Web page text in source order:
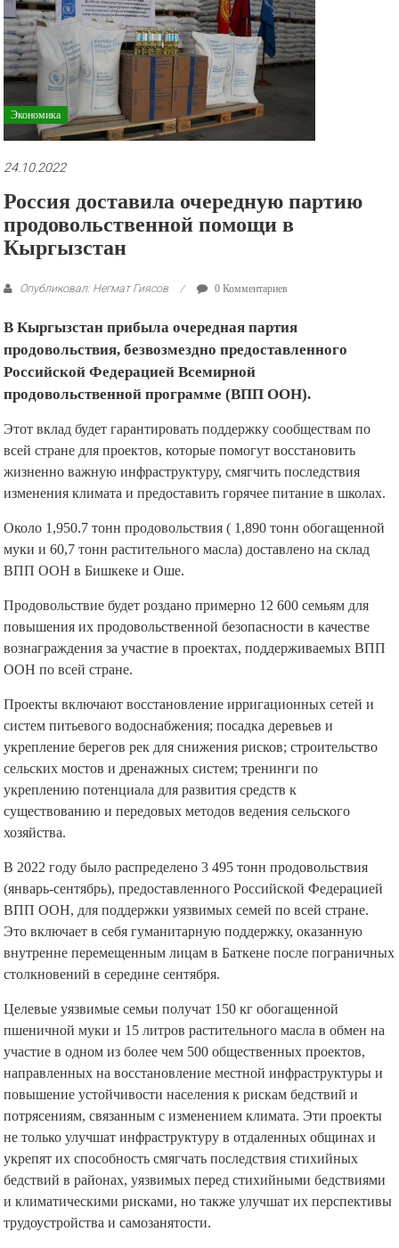
рекламные
ролики
и
презентации.
Экономика
24.10.2022
Россия доставила очередную партию
продовольственной помощи в
Кыргызстан
Опубликовал: Негмат Гиясов 0 Комментариев
В Кыргызстан прибыла очередная партия
продовольствия, безвозмездно предоставленного
Российской Федерацией Всемирной
продовольственной программе (ВПП ООН).
Этот вклад будет гарантировать поддержку сообществам по
всей стране для проектов, которые помогут восстановить
жизненно важную инфраструктуру, смягчить последствия
изменения климата и предоставить горячее питание в школах.
Около 1,950.7 тонн продовольствия ( 1,890 тонн обогащенной
муки и 60,7 тонн растительного масла) доставлено на склад
ВПП ООН в Бишкеке и Оше.
Продовольствие будет роздано примерно 12 600 семьям для
повышения их продовольственной безопасности в качестве
вознаграждения за участие в проектах, поддерживаемых ВПП
ООН по всей стране.
Проекты включают восстановление ирригационных сетей и
систем питьевого водоснабжения; посадка деревьев и
укрепление берегов рек для снижения рисков; строительство
сельских мостов и дренажных систем; тренинги по
укреплению потенциала для развития средств к
существованию и передовых методов ведения сельского
хозяйства.
В 2022 году было распределено 3 495 тонн продовольствия
(январь-сентябрь), предоставленного Российской Федерацией
ВПП ООН, для поддержки уязвимых семей по всей стране.
Это включает в себя гуманитарную поддержку, оказанную
внутренне перемещенным лицам в Баткене после пограничных
столкновений в середине сентября.
Целевые уязвимые семьи получат 150 кг обогащенной
пшеничной муки и 15 литров растительного масла в обмен на
участие в одном из более чем 500 общественных проектов,
направленных на восстановление местной инфраструктуры и
повышение устойчивости населения к рискам бедствий и
потрясениям, связанным с изменением климата. Эти проекты
не только улучшат инфраструктуру в отдаленных общинах и
укрепят их способность смягчать последствия стихийных
бедствий в районах, уязвимых перед стихийными бедствиями
и климатическими рисками, но также улучшат их перспективы
трудоустройства и самозанятости.